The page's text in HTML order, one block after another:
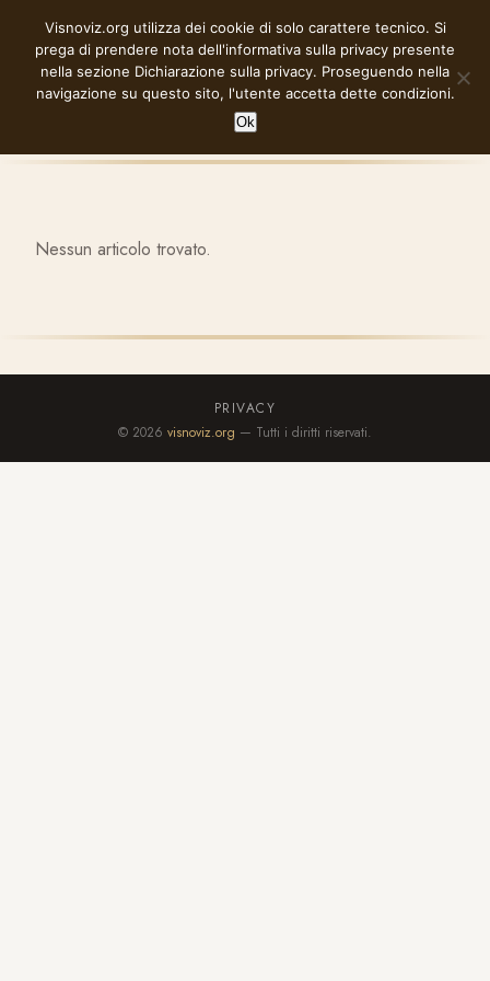
contenuto
VISNOVIZ.ORG
Nessun articolo trovato.
PRIVACY
© 2026 visnoviz.org — Tutti i diritti riservati.
Visnoviz.org utilizza dei cookie di solo carattere tecnico. Si
prega di prendere nota dell'informativa sulla privacy presente
nella sezione Dichiarazione sulla privacy. Proseguendo nella
navigazione su questo sito, l'utente accetta dette condizioni.
Ok